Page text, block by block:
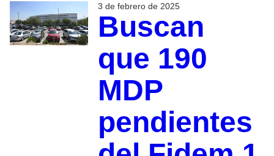
3 de febrero de 2025
Buscan
que 190
MDP
pendientes